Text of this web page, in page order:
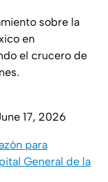
sobre la
en
el crucero de
17, 2026
para
General de la